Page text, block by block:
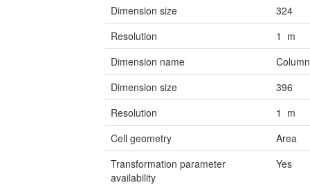
Dimension size
324
Resolution
1 m
Dimension name
Column
Dimension size
396
Resolution
1 m
Cell geometry
Area
Transformation parameter
availability
Yes